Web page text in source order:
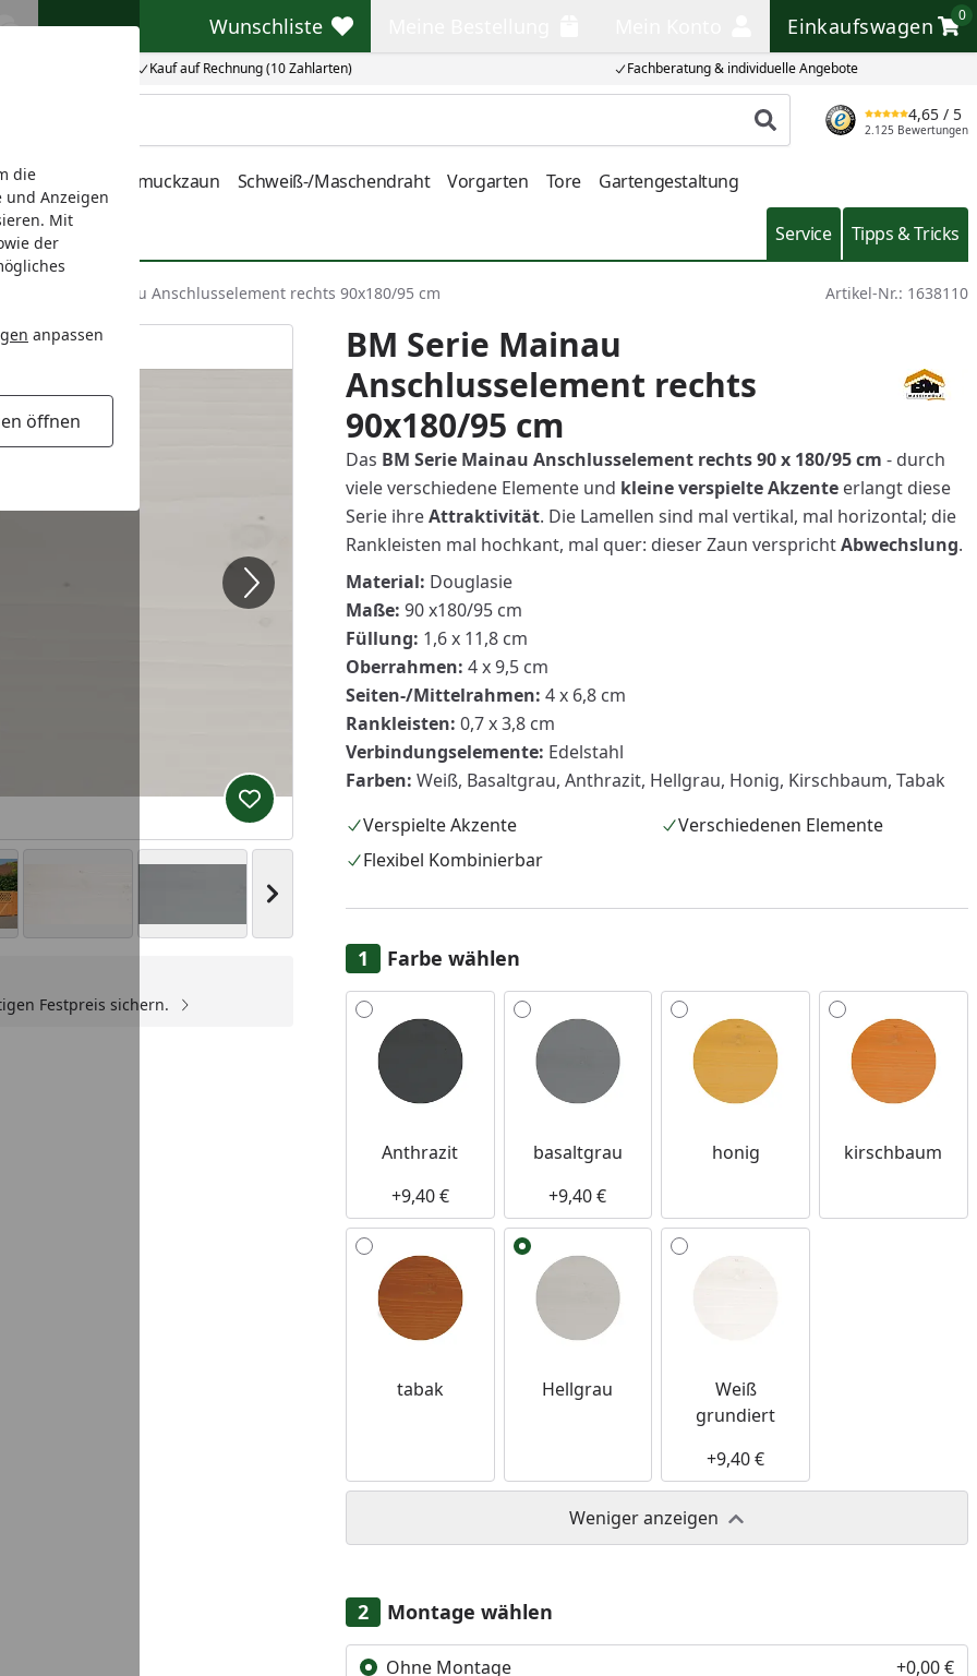
die
und Anzeigen
Mit
der
anpassen
öffnen
Kauf auf Rechnung (10 Zahlarten) Fachberatung & individuelle Angebote
Wunschliste
Wunschliste Einkaufswagen
0
Einkaufswagen
Produkt suchen
4,65 / 5
2.125 Bewertungen
Schmuckzaun Schweiß-/Maschendraht Vorgarten Tore Gartengestaltung
Service Tipps & Tricks
BM Serie Mainau Anschlusselement rechts 90x180/95 cm Artikel-Nr.: 1638110
Nächstes Bild anzeigen
Produkt zur Wunschliste hinzufügen
Festpreis sichern.
BM Serie Mainau
Anschlusselement rechts
90x180/95 cm
Das BM Serie Mainau Anschlusselement rechts 90 x 180/95 cm - durch
viele verschiedene Elemente und kleineverspielteAkzenteerlangt diese
Serie ihreAttraktivität. Die Lamellen sind mal vertikal, mal horizontal; die
Rankleisten mal hochkant, mal quer: dieser Zaun versprichtAbwechslung.
Material: Douglasie
Maße: 90 x180/95 cm
Füllung: 1,6 x 11,8 cm
Oberrahmen: 4 x 9,5 cm
Seiten-/Mittelrahmen: 4 x 6,8 cm
Rankleisten: 0,7 x 3,8 cm
Verbindungselemente: Edelstahl
Farben: Weiß, Basaltgrau, Anthrazit, Hellgrau, Honig, Kirschbaum, Tabak
Verspielte Akzente
Verschiedenen Elemente
Flexibel Kombinierbar
Farbe wählen
Alle anzeigen (7)
Anthrazit
+9,40 €
basaltgrau
+9,40 €
honig kirschbaum
tabak Hellgrau
Weiß
grundiert
+9,40 €
Weniger anzeigen
Montage wählen
Ohne Montage +0,00 €